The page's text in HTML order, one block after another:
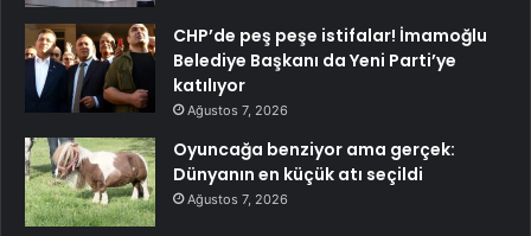
CHP’de peş peşe istifalar! İmamoğlu
Belediye Başkanı da Yeni Parti’ye
katılıyor
Ağustos 7, 2026
Oyuncağa benziyor ama gerçek:
Dünyanın en küçük atı seçildi
Ağustos 7, 2026